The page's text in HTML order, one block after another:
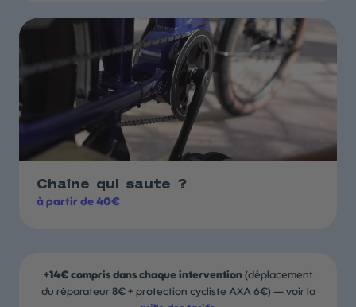
Chaîne qui saute ?
à partir de 40€
+14€ compris dans chaque intervention(déplacement
du réparateur 8€ + protection cycliste AXA 6€) — voir la